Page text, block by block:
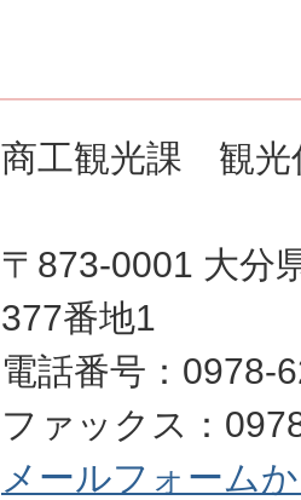
商工観光課 観光
〒873-0001 大分
377番地1
電話番号：0978-
ファックス：
メールフォーム